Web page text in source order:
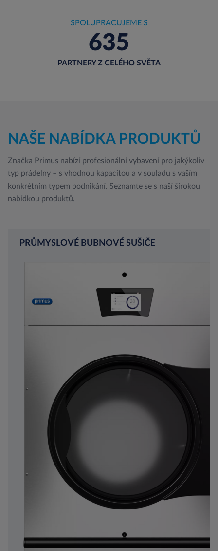
SPOLUPRACUJEME S
635
PARTNERY Z CELÉHO SVĚTA
NAŠE NABÍDKA PRODUKTŮ
Značka Primus nabízí profesionální vybavení pro jakýkoliv
typ prádelny – s vhodnou kapacitou a v souladu s vaším
konkrétním typem podnikání. Seznamte se s naší širokou
nabídkou produktů.
PRŮMYSLOVÉ BUBNOVÉ SUŠIČE